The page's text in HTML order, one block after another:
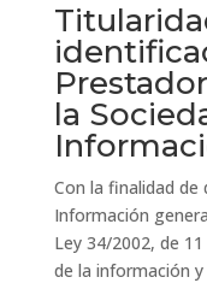
la
Con la finalidad de
Información
Ley 34/2002, de
de la información